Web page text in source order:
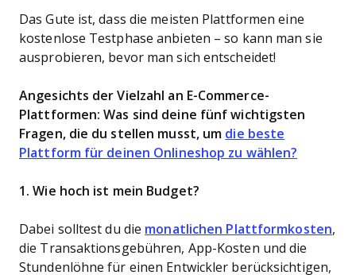
Das Gute ist, dass die meisten Plattformen eine
kostenlose Testphase anbieten – so kann man sie
ausprobieren, bevor man sich entscheidet!
Angesichts der Vielzahl an E-Commerce-
Plattformen: Was sind deine fünf wichtigsten
Fragen, die du stellen musst, um die beste
Plattform für deinen Onlineshop zu wählen?
1. Wie hoch ist mein Budget?
Dabei solltest du die monatlichen Plattformkosten,
die Transaktionsgebühren, App-Kosten und die
Stundenlöhne für einen Entwickler berücksichtigen,